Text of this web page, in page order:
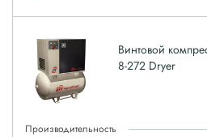
Винтовой
8-272 Dryer
Производительность